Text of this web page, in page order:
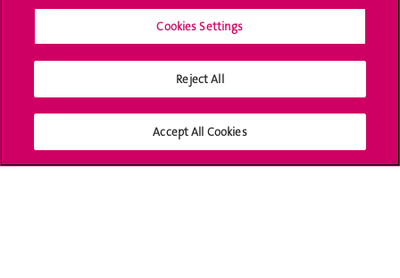
Calendrier académique
Médias sociaux UNIGE
Cookies Settings
Reject All
Accept All Cookies